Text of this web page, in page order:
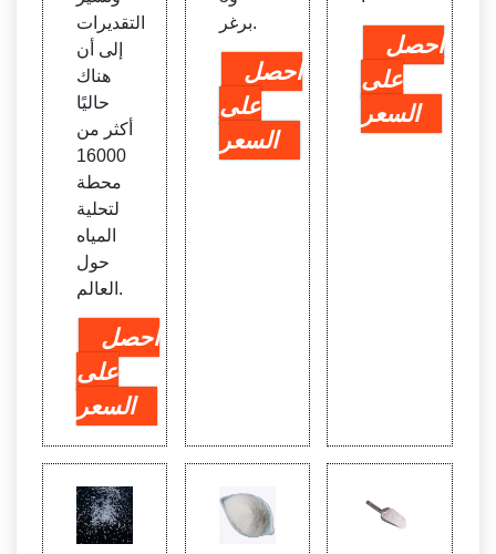
التقديرات
إلى أن
هناك
حاليًا
أكثر من
16000
محطة
لتحلية
المياه
حول
العالم.
احصل
على
السعر
برغر.
احصل
على
السعر
احصل
على
السعر